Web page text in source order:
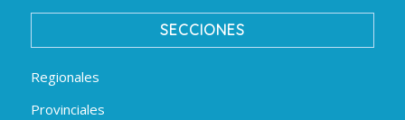
SECCIONES
Regionales
Provinciales